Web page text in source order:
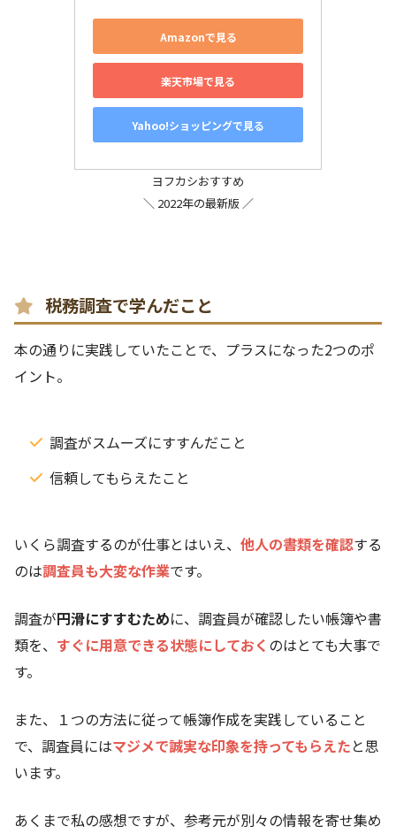
Amazonで見る
楽天市場で見る
Yahoo!ショッピングで見る
ヨフカシおすすめ
＼ 2022年の最新版 ／
税務調査で学んだこと
本の通りに実践していたことで、プラスになった2つのポ
イント。
調査がスムーズにすすんだこと
信頼してもらえたこと
いくら調査するのが仕事とはいえ、 他人の書類を確認する
のは調査員も大変な作業です。
調査が円滑にすすむために、調査員が確認したい帳簿や書
類を、 すぐに用意できる状態にしておく のはとても大事で
す。
また、１つの方法に従って帳簿作成を実践していること
で、調査員にはマジメで誠実な印象を持ってもらえたと思
います。
あくまで私の感想ですが、参考元が別々の情報を寄せ集め